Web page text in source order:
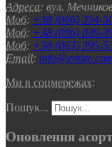
Адреса: вул.
Моб: +38 (066) 354-
Моб: +38 (096) 039-
Моб: +38 (063) 395-
Email:
Ми в соцмережах:
Пошук...
Оновлення